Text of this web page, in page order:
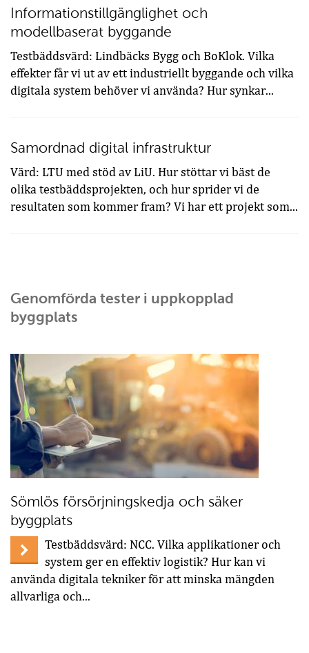
Informationstillgänglighet och
modellbaserat byggande
Testbäddsvärd: Lindbäcks Bygg och BoKlok. Vilka
effekter får vi ut av ett industriellt byggande och vilka
digitala system behöver vi använda? Hur synkar...
Samordnad digital infrastruktur
Värd: LTU med stöd av LiU. Hur stöttar vi bäst de
olika testbäddsprojekten, och hur sprider vi de
resultaten som kommer fram? Vi har ett projekt som...
Genomförda tester i uppkopplad
byggplats
Sömlös försörjningskedja och säker
byggplats
Testbäddsvärd: NCC. Vilka applikationer och
system ger en effektiv logistik? Hur kan vi
använda digitala tekniker för att minska mängden
allvarliga och...